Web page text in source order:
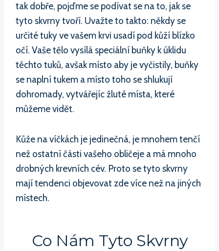
tak dobře, pojďme se podívat se na to, jak se
tyto skvrny tvoří. Uvažte to takto: někdy se
určité tuky ve vašem krvi usadí pod kůží blízko
očí. Vaše tělo vysílá speciální buňky k úklidu
těchto tuků, avšak místo aby je vyčistily, buňky
se naplní tukem a místo toho se shlukují
dohromady, vytvářejíc žluté místa, které
můžeme vidět.
Kůže na víčkách je jedinečná, je mnohem tenčí
než ostatní části vašeho obličeje a má mnoho
drobných krevních cév. Proto se tyto skvrny
mají tendenci objevovat zde více než na jiných
místech.
Co Nám Tyto Skvrny